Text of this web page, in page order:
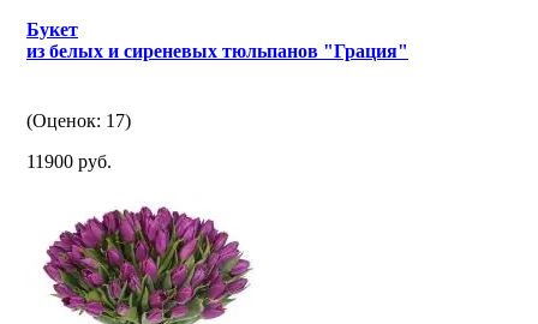
Букет
из белых и сиреневых тюльпанов "Грация"
(Оценок: 17)
11900 руб.